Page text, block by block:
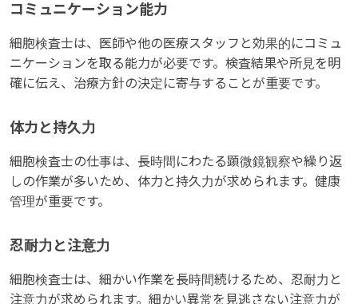
コミュニケーション能力
細胞検査士は、医師や他の医療スタッフと効果的にコミュ
ニケーションを取る能力が必要です。検査結果や所見を明
確に伝え、治療方針の決定に寄与することが重要です。
体力と持久力
細胞検査士の仕事は、長時間にわたる顕微鏡観察や繰り返
しの作業が多いため、体力と持久力が求められます。健康
管理が重要です。
忍耐力と注意力
細胞検査士は、細かい作業を長時間続けるため、忍耐力と
注意力が求められます。細かい異常を見逃さない注意力が